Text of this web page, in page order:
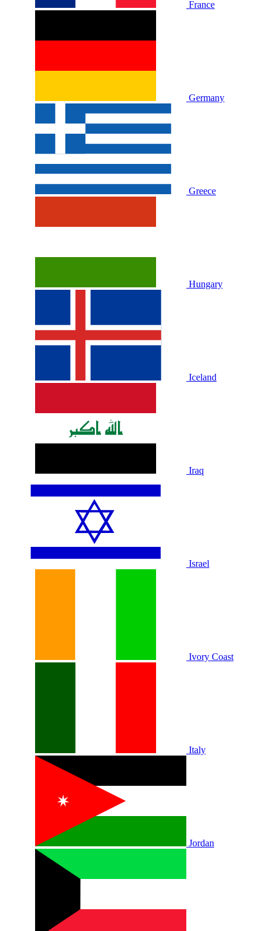
France
Germany
Greece
Hungary
Iceland
Iraq
Israel
Ivory Coast
Italy
Jordan